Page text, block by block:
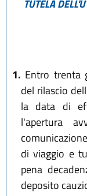
TUTELA
1. Entro trenta
del rilascio
la data di
l'apertura
di viaggio e
pena
deposito